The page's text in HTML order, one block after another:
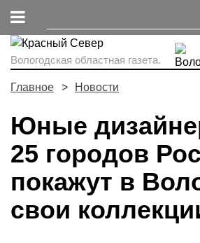
Вологодская областная газета.
Главное Новости
Юные
25 городов
покажут в
свои